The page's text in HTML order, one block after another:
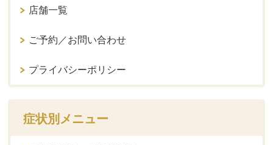
店舗一覧
ご予約／お問い合わせ
プライバシーポリシー
症状別メニュー